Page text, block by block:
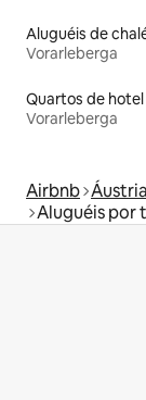
Aluguéis de
Vorarleberga
Quartos de hotel
Vorarleberga
Airbnb Áustria
Aluguéis por